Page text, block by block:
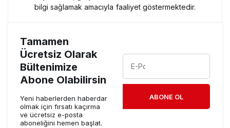
bilgi sağlamak amacıyla faaliyet göstermektedir.
Tamamen
Ücretsiz Olarak
Bültenimize
Abone Olabilirsin
Yeni haberlerden haberdar
olmak için fırsatı kaçırma
ve ücretsiz e-posta
aboneliğini hemen başlat.
ABONE OL